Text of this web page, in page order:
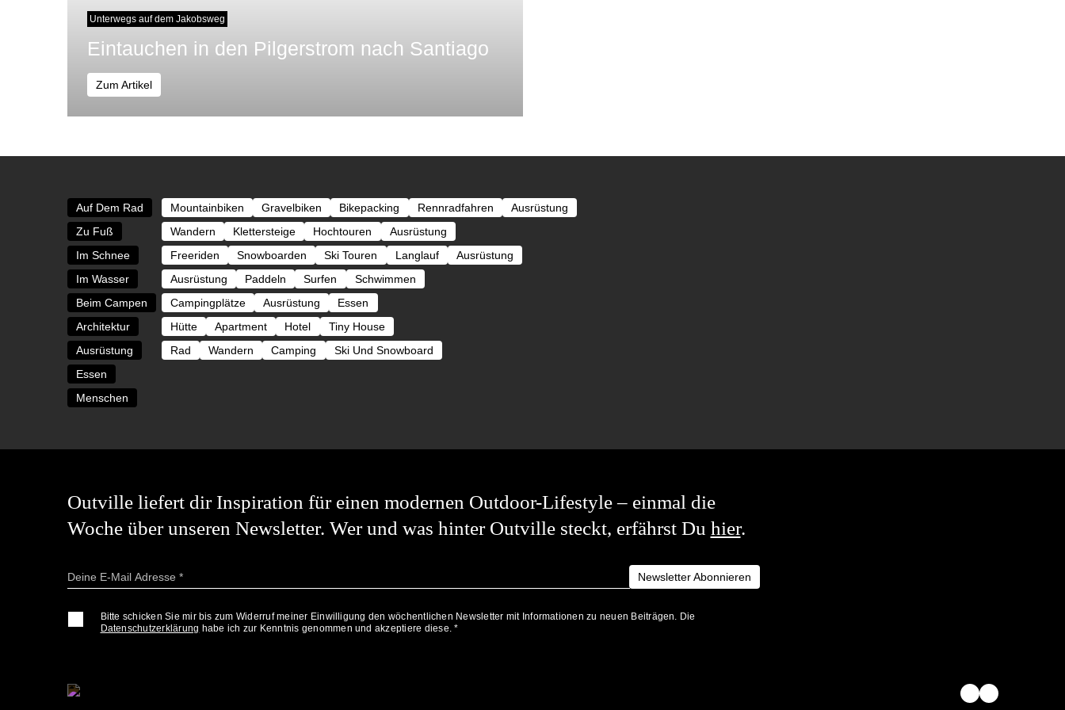
Unterwegs auf dem Jakobsweg
Eintauchen in den Pilgerstrom nach Santiago
Zum Artikel
Auf Dem Rad Mountainbiken Gravelbiken Bikepacking Rennradfahren
Ausrüstung
Zu Fuß
Wandern Klettersteige Hochtouren
Ausrüstung
Im Schnee
Freeriden Snowboarden Ski Touren Langlauf
Ausrüstung
Im Wasser
Ausrüstung Paddeln Surfen
Schwimmen
Beim Campen
Campingplätze Ausrüstung
Essen
Architektur
Hütte Apartment Hotel
Tiny House
Ausrüstung
Rad Wandern Camping
Ski Und Snowboard
Essen
Menschen
Outville liefert dir Inspiration für einen modernen Outdoor-Lifestyle – einmal die
Woche über unseren Newsletter. Wer und was hinter Outville steckt, erfährst Du hier.
Newsletter Abonnieren
Bitte schicken Sie mir bis zum Widerruf meiner Einwilligung den wöchentlichen Newsletter mit Informationen zu neuen Beiträgen. Die
Datenschutzerklärung habe ich zur Kenntnis genommen und akzeptiere diese. *